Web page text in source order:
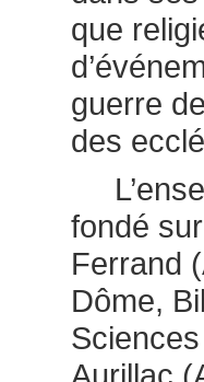
que
guerre
des
fondé
Ferrand
Dôme,
Aurillac